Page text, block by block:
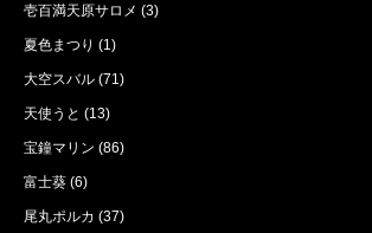
壱百満天原サロメ (3)
夏色まつり (1)
大空スバル (71)
天使うと (13)
宝鐘マリン (86)
富士葵 (6)
尾丸ポルカ (37)